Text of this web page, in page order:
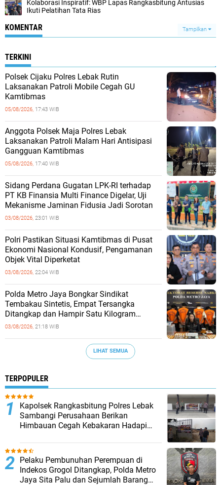
Kolaborasi Inspiratif: WBP Lapas Rangkasbitung Antusias
Ikuti Pelatihan Tata Rias
KOMENTAR Tampilkan
TERKINI
Polsek Cijaku Polres Lebak Rutin
Laksanakan Patroli Mobile Cegah GU
Kamtibmas
05/08/2026, 17:43 WIB
Anggota Polsek Maja Polres Lebak
Laksanakan Patroli Malam Hari Antisipasi
Gangguan Kamtibmas
05/08/2026, 17:40 WIB
Sidang Perdana Gugatan LPK-RI terhadap
PT KB Finansia Multi Finance Digelar, Uji
Mekanisme Jaminan Fidusia Jadi Sorotan
03/08/2026, 23:01 WIB
‎Polri Pastikan Situasi Kamtibmas di Pusat
Ekonomi Nasional Kondusif, Pengamanan
Objek Vital Diperketat
03/08/2026, 22:04 WIB
‎Polda Metro Jaya Bongkar Sindikat
Tembakau Sintetis, Empat Tersangka
Ditangkap dan Hampir Satu Kilogram
Barang Bukti Disita
03/08/2026, 21:18 WIB
LIHAT SEMUA
TERPOPULER
Kapolsek Rangkasbitung Polres Lebak
Sambangi Perusahaan Berikan
Himbauan Cegah Kebakaran Hadapi
Pelaku Pembunuhan Perempuan di
Indekos Grogol Ditangkap, Polda Metro
Jaya Sita Palu dan Sejumlah Barang